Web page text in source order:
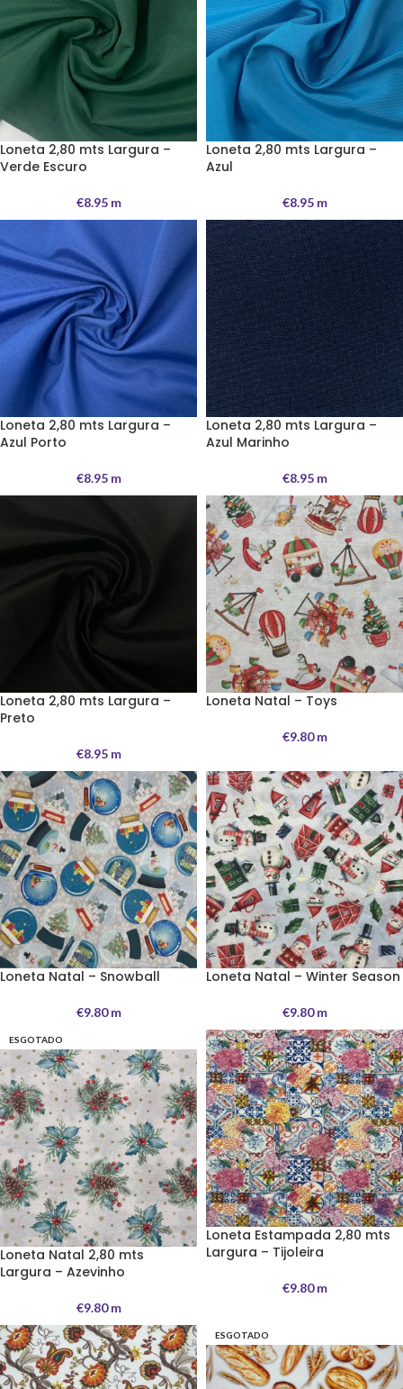
Loneta 2,80 mts Largura –
Verde Escuro
€8.95m
Loneta 2,80 mts Largura –
Azul
€8.95m
Loneta 2,80 mts Largura –
Azul Porto
€8.95m
Loneta 2,80 mts Largura –
Azul Marinho
€8.95m
Loneta 2,80 mts Largura –
Preto
€8.95m
Loneta Natal – Toys
€9.80m
Loneta Natal – Snowball
€9.80m
Loneta Natal – Winter Season
€9.80m
ESGOTADO
Loneta Natal 2,80 mts
Largura – Azevinho
€9.80m
Loneta Estampada 2,80 mts
Largura – Tijoleira
€9.80m
ESGOTADO